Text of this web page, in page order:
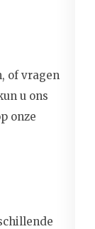
of vragen
u ons
onze